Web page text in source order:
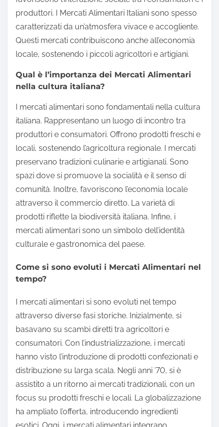
produttori. I Mercati Alimentari Italiani sono spesso
caratterizzati da un’atmosfera vivace e accogliente.
Questi mercati contribuiscono anche all’economia
locale, sostenendo i piccoli agricoltori e artigiani.
Qual è l’importanza dei Mercati Alimentari
nella cultura italiana?
I mercati alimentari sono fondamentali nella cultura
italiana. Rappresentano un luogo di incontro tra
produttori e consumatori. Offrono prodotti freschi e
locali, sostenendo l’agricoltura regionale. I mercati
preservano tradizioni culinarie e artigianali. Sono
spazi dove si promuove la socialità e il senso di
comunità. Inoltre, favoriscono l’economia locale
attraverso il commercio diretto. La varietà di
prodotti riflette la biodiversità italiana. Infine, i
mercati alimentari sono un simbolo dell’identità
culturale e gastronomica del paese.
Come si sono evoluti i Mercati Alimentari nel
tempo?
I mercati alimentari si sono evoluti nel tempo
attraverso diverse fasi storiche. Inizialmente, si
basavano su scambi diretti tra agricoltori e
consumatori. Con l’industrializzazione, i mercati
hanno visto l’introduzione di prodotti confezionati e
distribuzione su larga scala. Negli anni ’70, si è
assistito a un ritorno ai mercati tradizionali, con un
focus su prodotti freschi e locali. La globalizzazione
ha ampliato l’offerta, introducendo ingredienti